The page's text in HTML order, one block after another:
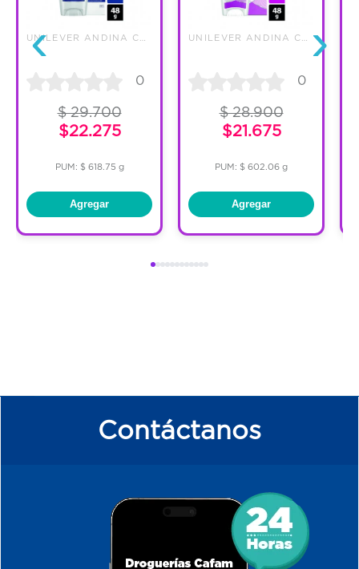
‹
0
$ 29.700
$22.275
PUM: $ 618.75 g
Agregar
0
$ 28.900
$21.675
PUM: $ 602.06 g
Agregar
›
Contáctanos